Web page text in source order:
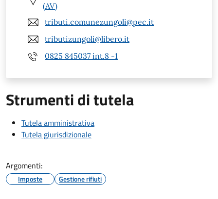
(AV)
tributi.comunezungoli@pec.it
tributizungoli@libero.it
0825 845037 int.8 -1
Strumenti di tutela
Tutela amministrativa
Tutela giurisdizionale
Argomenti:
Imposte Gestione rifiuti